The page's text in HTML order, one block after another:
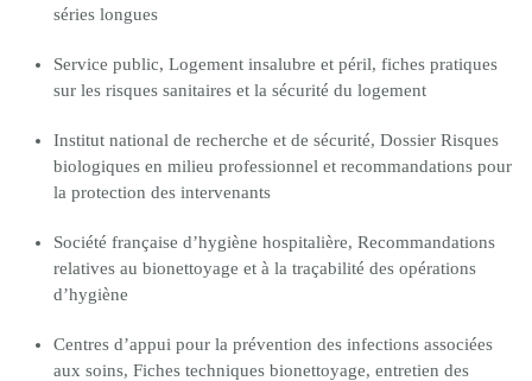
séries longues
Service public, Logement insalubre et péril, fiches pratiques
sur les risques sanitaires et la sécurité du logement
Institut national de recherche et de sécurité, Dossier Risques
biologiques en milieu professionnel et recommandations pour
la protection des intervenants
Société française d’hygiène hospitalière, Recommandations
relatives au bionettoyage et à la traçabilité des opérations
d’hygiène
Centres d’appui pour la prévention des infections associées
aux soins, Fiches techniques bionettoyage, entretien des